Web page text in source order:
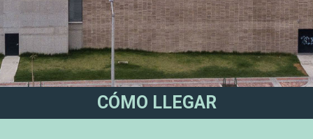
CÓMO LLEGAR